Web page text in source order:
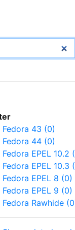
Fedora 43 (0)
Fedora 44 (0)
Fedora EPEL 10.2
Fedora EPEL 10.3
Fedora EPEL 8 (0)
Fedora EPEL 9 (0)
Fedora Rawhide